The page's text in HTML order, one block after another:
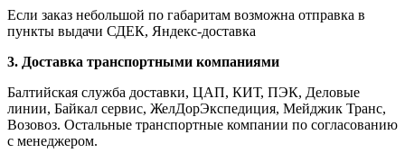
Если заказ небольшой по габаритам возможна отправка в
пункты выдачи СДЕК, Яндекс-доставка
3. Доставка транспортными компаниями
Балтийская служба доставки, ЦАП, КИТ, ПЭК, Деловые
линии, Байкал сервис, ЖелДорЭкспедиция, Мейджик Транс,
Возовоз. Остальные транспортные компании по согласованию
с менеджером.